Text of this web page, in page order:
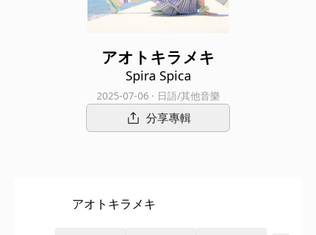
アオトキラメキ
Spira Spica
2025-07-06 · 日語/其他音樂
分享專輯
アオトキラメキ